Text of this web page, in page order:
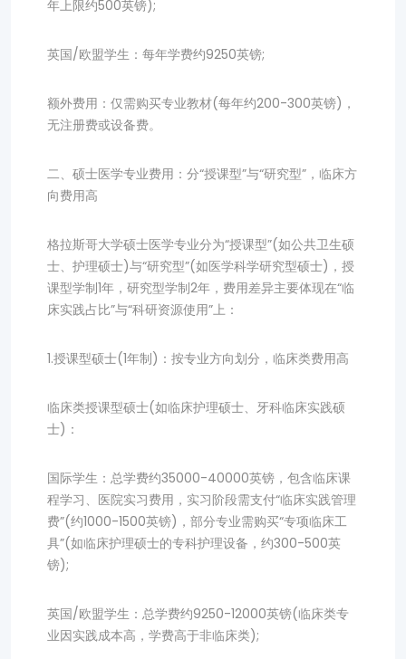
年上限约500英镑);
英国/欧盟学生：每年学费约9250英镑;
额外费用：仅需购买专业教材(每年约200-300英镑)，
无注册费或设备费。
二、硕士医学专业费用：分“授课型”与“研究型”，临床方
向费用高
格拉斯哥大学硕士医学专业分为“授课型”(如公共卫生硕
士、护理硕士)与“研究型”(如医学科学研究型硕士)，授
课型学制1年，研究型学制2年，费用差异主要体现在“临
床实践占比”与“科研资源使用”上：
1.授课型硕士(1年制)：按专业方向划分，临床类费用高
临床类授课型硕士(如临床护理硕士、牙科临床实践硕
士)：
国际学生：总学费约35000-40000英镑，包含临床课
程学习、医院实习费用，实习阶段需支付“临床实践管理
费”(约1000-1500英镑)，部分专业需购买“专项临床工
具”(如临床护理硕士的专科护理设备，约300-500英
镑);
英国/欧盟学生：总学费约9250-12000英镑(临床类专
业因实践成本高，学费高于非临床类);